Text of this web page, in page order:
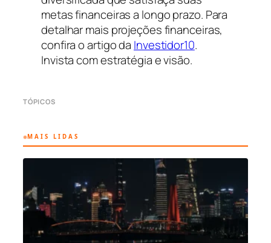
metas financeiras a longo prazo. Para
detalhar mais projeções financeiras,
confira o artigo da Investidor10.
Invista com estratégia e visão.
TÓPICOS
MAIS LIDAS